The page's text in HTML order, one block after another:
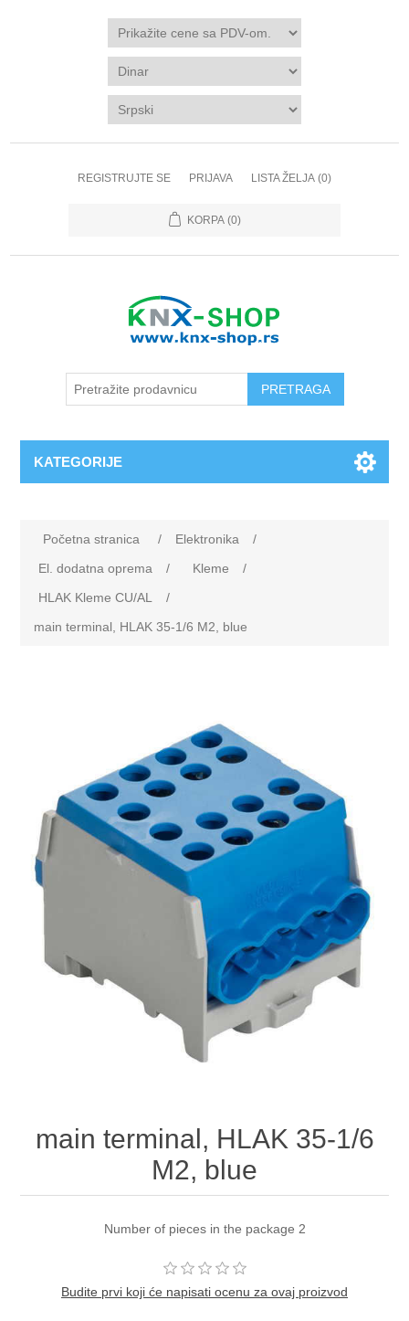
REGISTRUJTE SE PRIJAVA LISTA ŽELJA (0)
KORPA (0)
KATEGORIJE
Početna stranica / Elektronika
/
El. dodatna oprema
/ Kleme
/
HLAK Kleme CU/AL
/
main terminal, HLAK 35-1/6 M2, blue
main terminal, HLAK 35-1/6
M2, blue
Number of pieces in the package 2
Budite prvi koji će napisati ocenu za ovaj proizvod